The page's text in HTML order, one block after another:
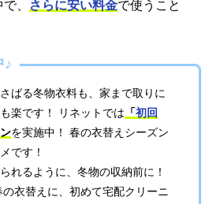
、 さらに安い料金で使うこと
♪
ばる冬物衣料も、家まで取りに
楽です！ リネットでは 「初回
を実施中！ 春の衣替えシーズン
です！
れるように、冬物の収納前に！
衣替えに、初めて宅配クリーニ